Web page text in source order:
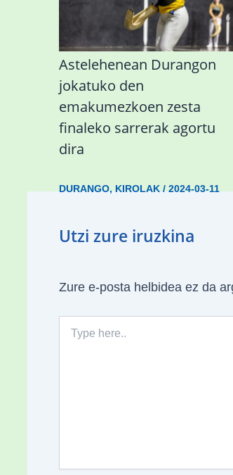
Astelehenean Durangon
jokatuko den
emakumezkoen zesta
finaleko sarrerak agortu
dira
DURANGO, KIROLAK/ 2024-03-11
Utzi zure iruzkina
Zure e-posta helbidea ez da
here..